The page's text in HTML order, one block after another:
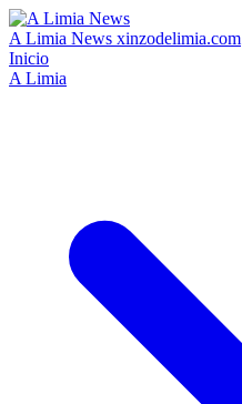
A Limia News xinzodelimia.com
Inicio
A Limia